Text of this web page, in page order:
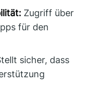
Zugriff über
für den
sicher, dass